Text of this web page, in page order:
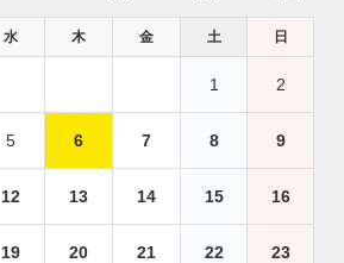
水 木 金 土 日
1 2
5 6 7 8 9
12 13 14 15 16
19 20 21 22 23